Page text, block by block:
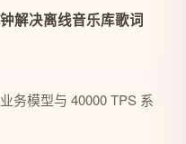
解决离线音乐库歌词